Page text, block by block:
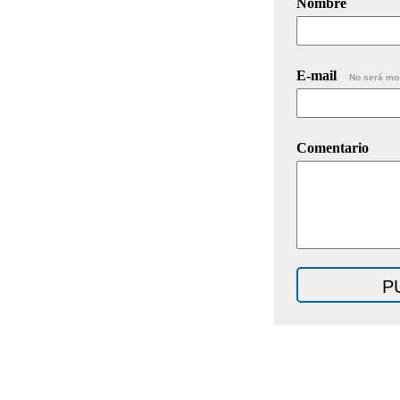
E-mail No será
Comentario